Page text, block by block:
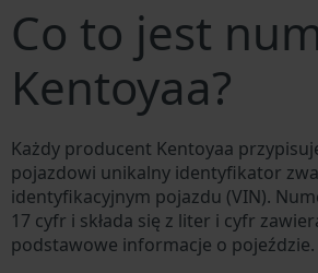
Co to jest
Kentoyaa?
Każdy producent Kentoyaa
pojazdowi unikalny identyfikator
identyfikacyjnym pojazdu (VIN).
17 cyfr i składa się z liter i cyfr
podstawowe informacje o pojeździe.